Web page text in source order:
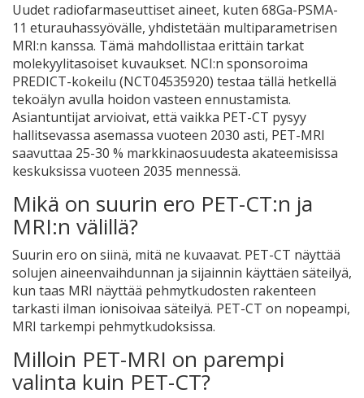
Uudet radiofarmaseuttiset aineet, kuten 68Ga-PSMA-
11 eturauhassyövälle, yhdistetään multiparametrisen
MRI:n kanssa. Tämä mahdollistaa erittäin tarkat
molekyylitasoiset kuvaukset. NCI:n sponsoroima
PREDICT-kokeilu (NCT04535920) testaa tällä hetkellä
tekoälyn avulla hoidon vasteen ennustamista.
Asiantuntijat arvioivat, että vaikka PET-CT pysyy
hallitsevassa asemassa vuoteen 2030 asti, PET-MRI
saavuttaa 25-30 % markkinaosuudesta akateemisissa
keskuksissa vuoteen 2035 mennessä.
Mikä on suurin ero PET-CT:n ja
MRI:n välillä?
Suurin ero on siinä, mitä ne kuvaavat. PET-CT näyttää
solujen aineenvaihdunnan ja sijainnin käyttäen säteilyä,
kun taas MRI näyttää pehmytkudosten rakenteen
tarkasti ilman ionisoivaa säteilyä. PET-CT on nopeampi,
MRI tarkempi pehmytkudoksissa.
Milloin PET-MRI on parempi
valinta kuin PET-CT?